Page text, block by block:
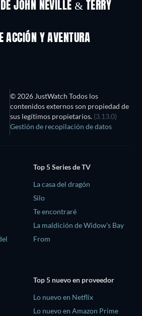
JOHN NEVILLE & TERRY
ACCIÓN Y AVENTURA
© 2026 JustWatch Todos los
contenidos externos son propiedad de
sus legítimos propietarios. (3.13.0)
Gestión de recopilación de datos
Top 5 Series de TV
La casa del dragón
Silo
Te encontraré
La maldición de Widow's Bay
From
Top 5 nuevo en proveedor
Lo nuevo en Netflix
Lo nuevo en Amazon Prime